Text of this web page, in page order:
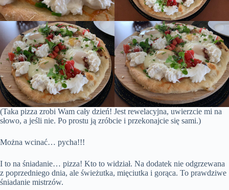
(Taka pizza zrobi Wam cały dzień! Jest rewelacyjna, uwierzcie mi na
słowo, a jeśli nie. Po prostu ją zróbcie i przekonajcie się sami.)
Można wcinać… pycha!!!
I to na śniadanie… pizza! Kto to widział. Na dodatek nie odgrzewana
z poprzedniego dnia, ale świeżutka, mięciutka i gorąca. To prawdziwe
śniadanie mistrzów.